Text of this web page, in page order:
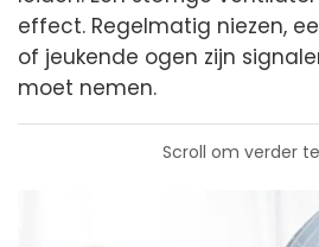
effect. Regelmatig niezen,
of jeukende ogen zijn
moet nemen.
Scroll om verder